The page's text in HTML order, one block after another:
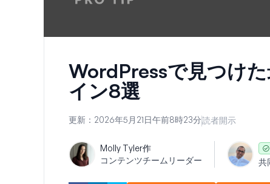
WordPressで見つけ
イン8選
更新： 2026年5月21日午前8時23分読者開示
Molly Tyler作
コンテンツチームリーダー
共